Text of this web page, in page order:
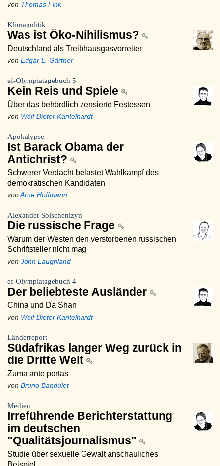
von Thomas Fink
Klimapolitik
Was ist Öko-Nihilismus?
Deutschland als Treibhausgasvorreiter
von Edgar L. Gärtner
ef-Olympiatagebuch 5
Kein Reis und Spiele
Über das behördlich zensierte Festessen
von Wolf Dieter Kantelhardt
Apokalypse
Ist Barack Obama der
Antichrist?
Schwerer Verdacht belastet Wahlkampf des
demokratischen Kandidaten
von Arne Hoffmann
Alexander Solschenizyn
Die russische Frage
Warum der Westen den verstorbenen russischen
Schriftsteller nicht mag
von John Laughland
ef-Olympiatagebuch 4
Der beliebteste Ausländer
China und Da Shan
von Wolf Dieter Kantelhardt
Länderreport
Südafrikas langer Weg zurück in
die Dritte Welt
Zuma ante portas
von Bruno Bandulet
Medien
Irreführende Berichterstattung
im deutschen
"Qualitätsjournalismus"
Studie über sexuelle Gewalt anschauliches
Beispiel